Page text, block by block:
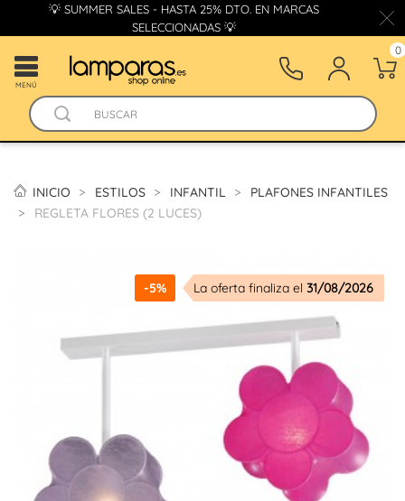
💡 SUMMER SALES - HASTA 25% DTO. EN MARCAS
SELECCIONADAS 💡
MENÚ
0
INICIO ESTILOS INFANTIL
PLAFONES INFANTILES
REGLETA FLORES (2 LUCES)
-5% La oferta finaliza el 31/08/2026